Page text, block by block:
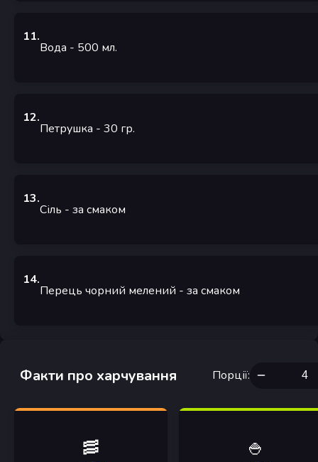
11.
Вода - 500 мл.
12.
Петрушка - 30 гр.
13.
Сіль - за смаком
14.
Перець чорний мелений - за смаком
Факти про харчування Порції:
🥓 🍚